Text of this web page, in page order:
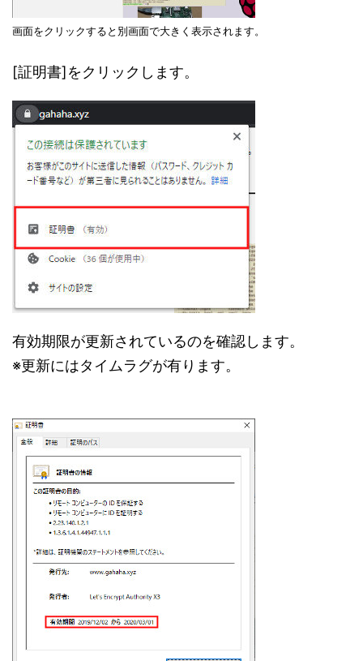
画面をクリックすると別画面で大きく表示されます。
[証明書]をクリックします。
有効期限が更新されているのを確認します。
※更新にはタイムラグが有ります。